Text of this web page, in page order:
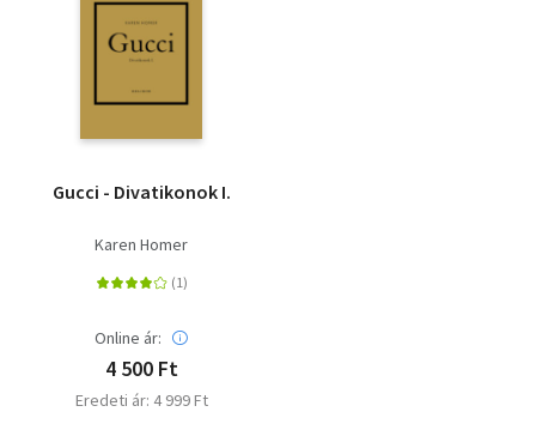
Gucci - Divatikonok I.
Karen Homer
Online ár:
4 500 Ft
Eredeti ár: 4 999 Ft